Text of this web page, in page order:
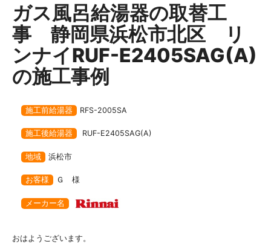
ガス風呂給湯器の取替工
事 静岡県浜松市北区 リ
ンナイRUF-E2405SAG(A)
の施工事例
施工前給湯器 RFS-2005SA
施工後給湯器 RUF-E2405SAG(A)
地域 浜松市
お客様 Ｇ 様
メーカー名
おはようございます。